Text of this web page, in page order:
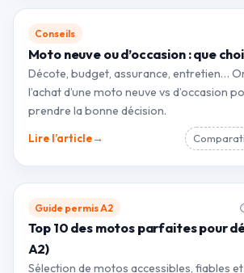
Conseils
Moto neuve ou d’occasion : que
Décote, budget, assurance, entretien…
l’achat d’une moto neuve vs d’occasion
prendre la bonne décision.
Lire l’article→
Guide permis A2
Top 10 des motos parfaites pour
A2)
Sélection de motos accessibles, fiables